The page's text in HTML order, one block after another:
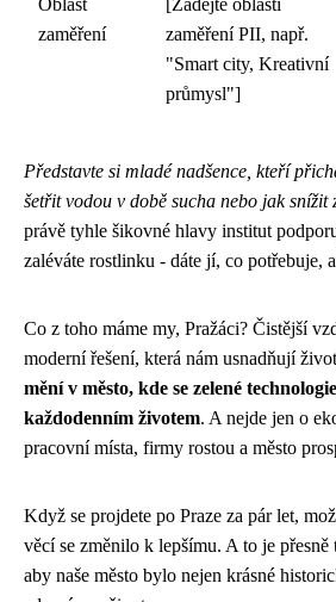
Oblast
zaměření
[Zadejte oblasti
zaměření PII, např.
"Smart city, Kreativní
průmysl"]
Představte si mladé nadšence, kteří
šetřit vodou v době sucha nebo jak snížit
právě tyhle šikovné hlavy institut
zaléváte rostlinku - dáte jí, co potřebuje,
Co z toho máme my, Pražáci? Čistější
moderní řešení, která nám usnadňují
mění v město, kde se zelené
každodenním životem. A nejde jen o
pracovní místa, firmy rostou a město
Když se projdete po Praze za pár let,
věcí se změnilo k lepšímu. A to je
aby naše město bylo nejen krásné